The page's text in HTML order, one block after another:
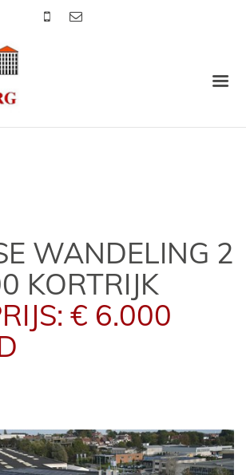
WANDELING 2
KORTRIJK
€ 6.000